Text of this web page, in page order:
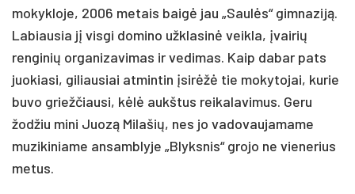
mokykloje, 2006 metais baigė jau „Saulės“ gimnaziją.
Labiausia jį visgi domino užklasinė veikla, įvairių
renginių organizavimas ir vedimas. Kaip dabar pats
juokiasi, giliausiai atmintin įsirėžė tie mokytojai, kurie
buvo griežčiausi, kėlė aukštus reikalavimus. Geru
žodžiu mini Juozą Milašių, nes jo vadovaujamame
muzikiniame ansamblyje „Blyksnis“ grojo ne vienerius
metus.